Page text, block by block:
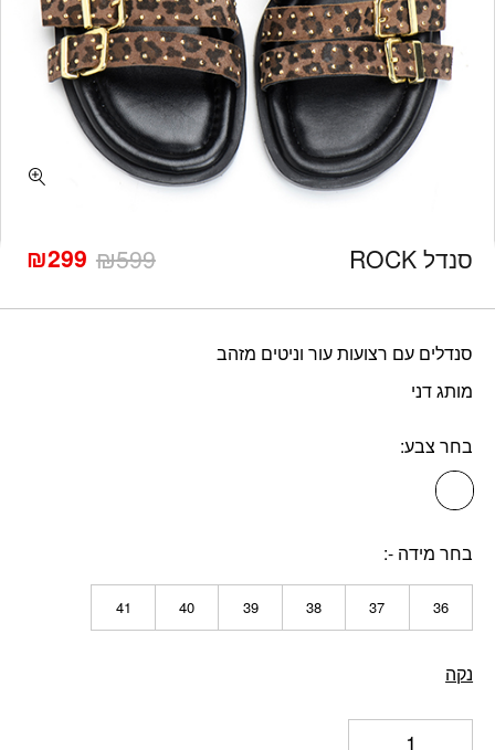
סנדל ROCK ₪599
המחיר
המקורי
₪299 המחיר
הנוכחי
סנדלים עם רצועות עור וניטים מזהב
מותג דני
בחר צבע
בחר מידה -
36
37
38
39
40
41
נקה